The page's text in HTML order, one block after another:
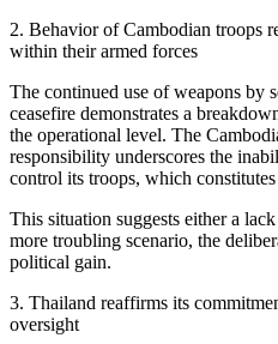
2. Behavior of Cambodian troops
within their armed forces
The continued use of weapons by
ceasefire demonstrates a
the operational level. The
responsibility underscores the
control its troops, which
This situation suggests either a
more troubling scenario, the
political gain.
3. Thailand reaffirms its
oversight